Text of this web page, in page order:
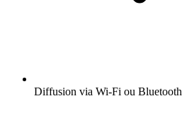
Diffusion via Wi-Fi ou Bluetooth